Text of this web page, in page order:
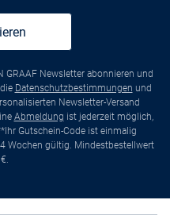
Newsletter abonnieren und
Datenschutzbestimmungen und
Newsletter-Versand
Abmeldung ist jederzeit möglich,
Gutschein-Code ist einmalig
Wochen gültig. Mindestbestellwert